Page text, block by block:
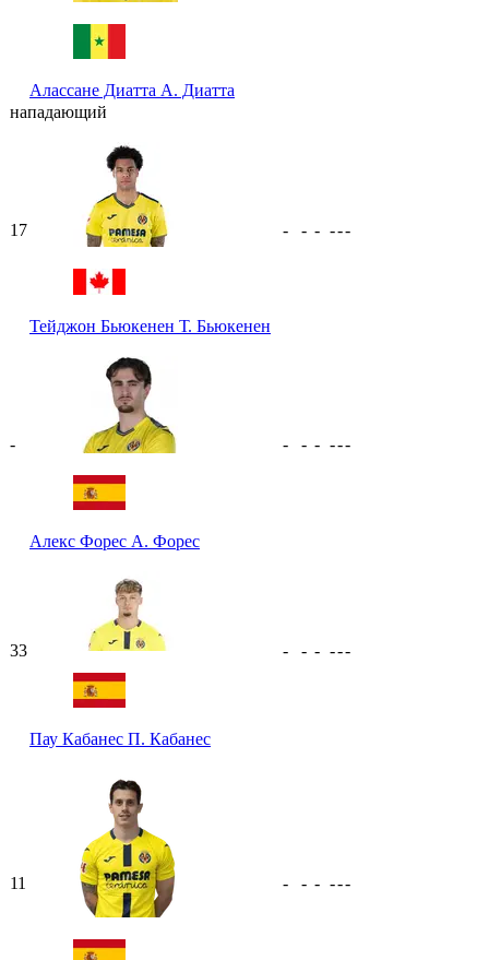
Алассане Диатта А. Диатта
нападающий
17
Тейджон Бьюкенен Т. Бьюкенен
- - - ---
-
Алекс Форес А. Форес
- - - ---
33
Пау Кабанес П. Кабанес
- - - ---
11 - - - ---